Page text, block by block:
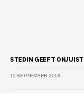
STEDIN GEEFT
11 SEPTEMBER 2018